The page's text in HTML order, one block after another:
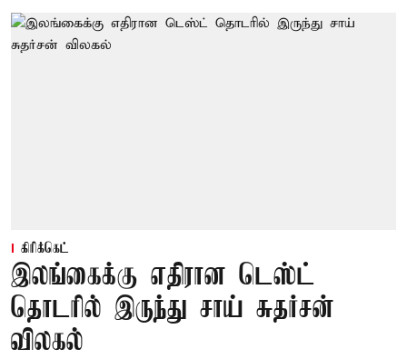
கிரிக்கெட்
இலங்கைக்கு எதிரான டெஸ்ட்
தொடரில் இருந்து சாய் சுதர்சன்
விலகல்